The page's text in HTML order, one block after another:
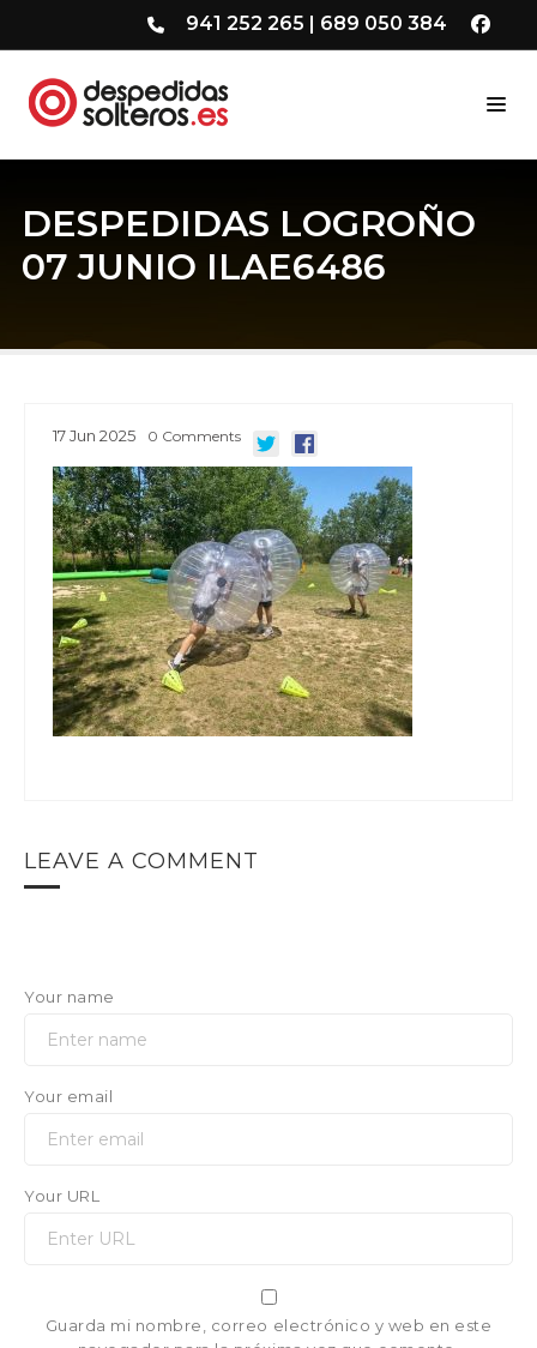
941 252 265 | 689 050 384
DESPEDIDAS LOGROÑO
07 JUNIO ILAE6486
17Jun 2025 0 Comments
LEAVE A COMMENT
Your name
Your email
Your URL
Guarda mi nombre, correo electrónico y web en este